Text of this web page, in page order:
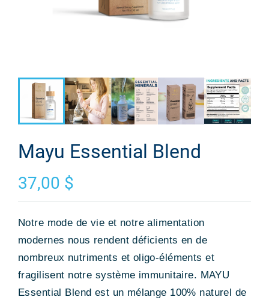
Mayu Essential Blend
37,00 $
Notre mode de vie et notre alimentation
modernes nous rendent déficients en de
nombreux nutriments et oligo-éléments et
fragilisent notre système immunitaire. MAYU
Essential Blend est un mélange 100% naturel de